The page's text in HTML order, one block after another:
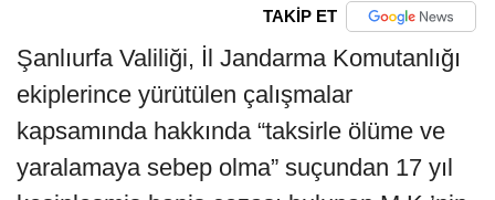
TAKİP ET
Şanlıurfa Valiliği, İl Jandarma Komutanlığı
ekiplerince yürütülen çalışmalar
kapsamında hakkında “taksirle ölüme ve
yaralamaya sebep olma” suçundan 17 yıl